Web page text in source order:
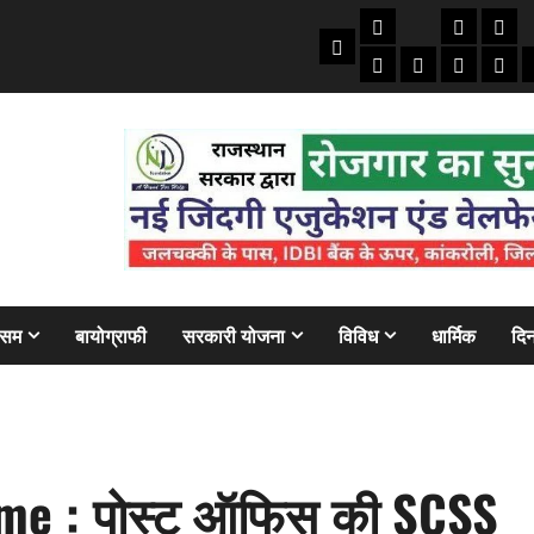
Home
तकनीकी
ऑटो
मोबाइल
क्राइम/
अजबबैंक
बायोग्राफी सरकारी योजना विविध धार्मिक
: पोस्ट ऑफिस की SCSS